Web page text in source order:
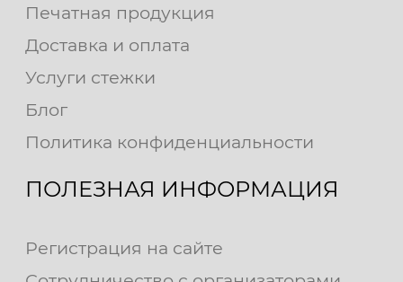
Печатная продукция
Доставка и оплата
Услуги стежки
Блог
Политика конфиденциальности
ПОЛЕЗНАЯ ИНФОРМАЦИЯ
Регистрация на сайте